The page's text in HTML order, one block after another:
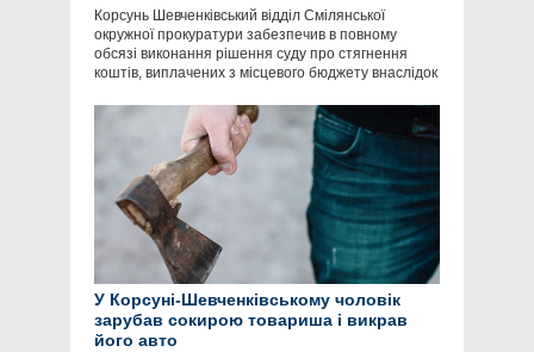
Корсунь Шевченківський відділ Смілянської
окружної прокуратури забезпечив в повному
обсязі виконання рішення суду про стягнення
коштів, виплачених з місцевого бюджету внаслідок
У Корсуні-Шевченківському чоловік
зарубав сокирою товариша і викрав
його авто